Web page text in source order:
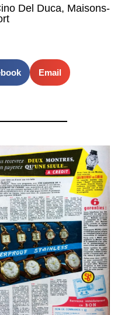
Del Duca, Maisons-
Email